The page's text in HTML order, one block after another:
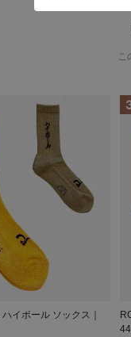
こ
イボール ソックス｜